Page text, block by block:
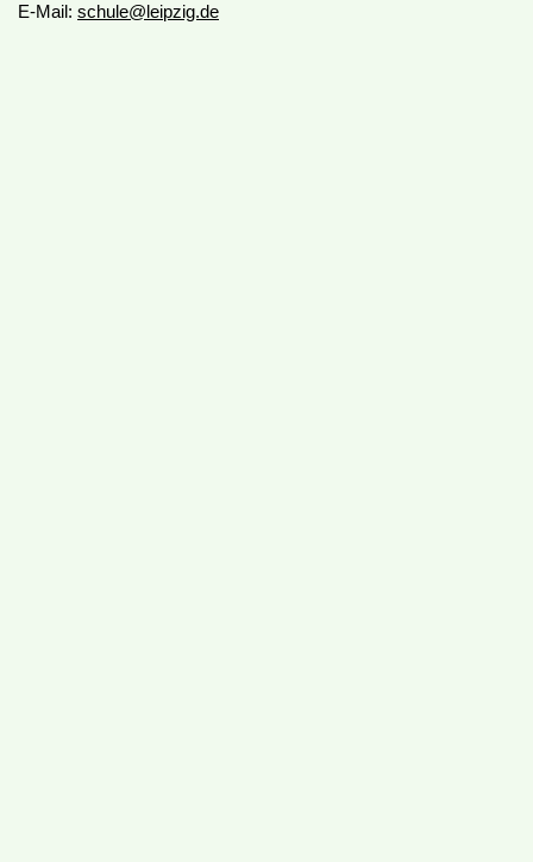
E-Mail: schule@leipzig.de